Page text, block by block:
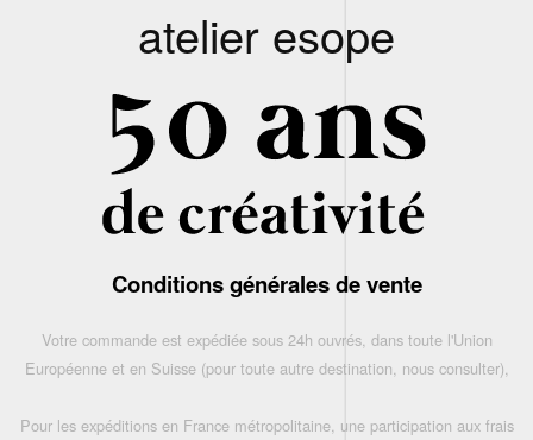
atelier esope
Conditions générales de vente
Votre commande est expédiée sous 24h ouvrés, dans toute l'Union
Européenne et en Suisse (pour toute autre destination, nous consulter),
Pour les expéditions en France métropolitaine, une participation aux frais